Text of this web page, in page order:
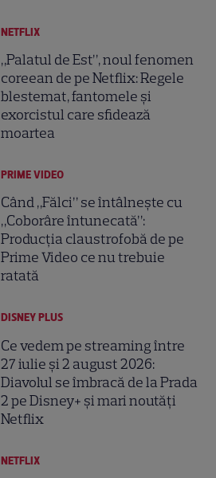
NETFLIX
„Palatul de Est”, noul fenomen
coreean de pe Netflix: Regele
blestemat, fantomele și
exorcistul care sfidează
moartea
PRIME VIDEO
Când „Fălci” se întâlnește cu
„Coborâre întunecată”:
Producția claustrofobă de pe
Prime Video ce nu trebuie
ratată
DISNEY PLUS
Ce vedem pe streaming între
27 iulie și 2 august 2026:
Diavolul se îmbracă de la Prada
2 pe Disney+ și mari noutăți
Netflix
NETFLIX